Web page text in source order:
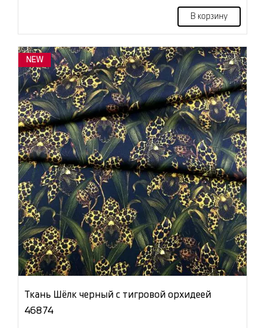
В корзину
NEW
Ткань Шёлк черный с тигровой орхидеей
46874